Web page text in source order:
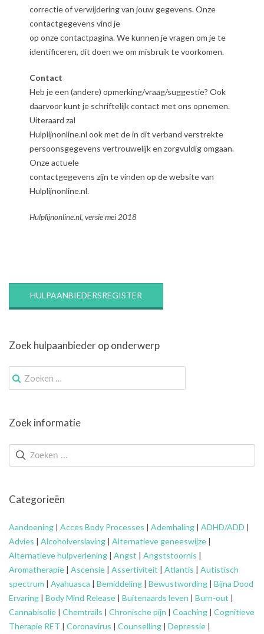
correctie of verwijdering van jouw gegevens. Onze
contactgegevens vind je
op onze contactpagina. We kunnen je vragen om je te
identificeren, dit doen we om misbruik te voorkomen.
Contact
Heb je een (andere) opmerking/vraag/suggestie? Ook
daarvoor kunt je schriftelijk contact met ons opnemen.
Uiteraard zal
Hulplijnonline.nl ook met de in dit verband verstrekte
persoonsgegevens vertrouwelijk en zorgvuldig omgaan.
Onze actuele
contactgegevens zijn te vinden op de website van
Hulplijnonline.nl.
Hulplijnonline.nl, versie mei 2018
HULPAANBIEDERSREGISTER
Zoek hulpaanbieder op onderwerp
Zoek
naar:
Zoek informatie
Categorieën
Aandoening | Acces Body Processes | Ademhaling | ADHD/ADD |
Advies | Alcoholverslaving | Alternatieve geneeswijze |
Alternatieve hulpverlening | Angst | Angststoornis |
Aromatherapie | Ascensie | Assertiviteit | Atlantis | Autistisch
spectrum | Ayahuasca | Bemiddeling | Bewustwording | Bijna Dood
Ervaring | Body Mind Release | Buitenaards leven | Burn-out |
Cannabisolie | Chemtrails | Chronische pijn | Coaching | Cognitieve
Therapie RET | Coronavirus | Counselling | Depressie |